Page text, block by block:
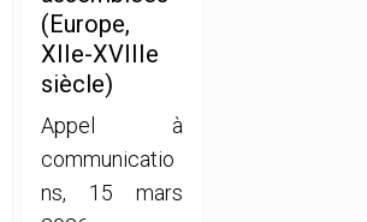
(Europe,
XIIe-XVIIIe
siècle)
Appel à
communicatio
ns, 15 mars